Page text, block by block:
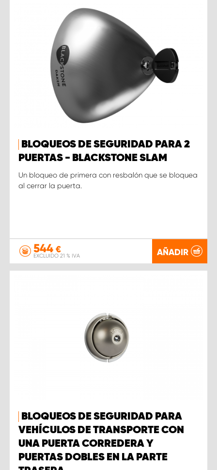
BLOQUEOS DE SEGURIDAD PARA 2
PUERTAS - BLACKSTONE SLAM
Un bloqueo de primera con resbalón que se bloquea
al cerrar la puerta.
544 €
EXCLUIDO 21 % IVA AÑADIR
BLOQUEOS DE SEGURIDAD PARA
VEHÍCULOS DE TRANSPORTE CON
UNA PUERTA CORREDERA Y
PUERTAS DOBLES EN LA PARTE